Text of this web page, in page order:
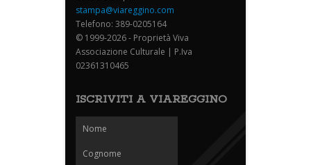
stampa@viareggino.com
Telefono: 389-0205164
© 1999-2026 - Proprietà Viva
Associazione Culturale | P.Iva
02361310465
ISCRIVITI A VIAREGGINO